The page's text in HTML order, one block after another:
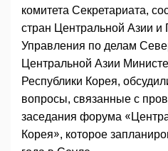
комитета Секретариата,
стран Центральной Азии и
Управления по делам
Центральной Азии
Республики Корея,
вопросы, связанные с
заседания форума
Корея», которое